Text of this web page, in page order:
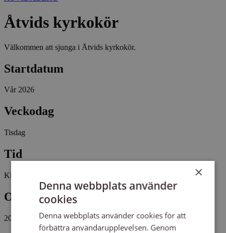
Åtvids kyrkokör
Välkommen att sjunga i Åtvids kyrkokör.
Startdatum
Vår 2026
Veckodag
Tisdag
Tid
Kl 19:00 - 21:00
Omfattning
20 tillfällen, 30 studietimmar
×
Denna webbplats använder
cookies
Denna webbplats använder cookies för att
förbättra användarupplevelsen. Genom